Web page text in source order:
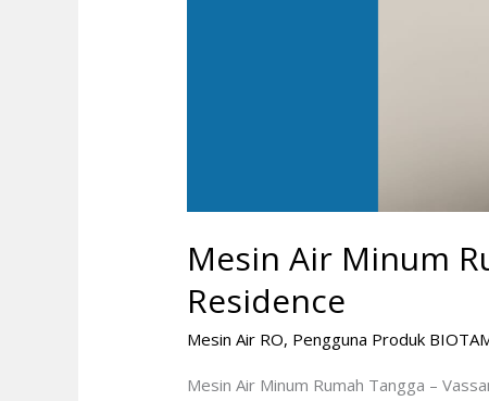
Mesin Air Minum
Residence
Mesin Air RO, Pengguna Produk
Mesin Air Minum Rumah Tangga –